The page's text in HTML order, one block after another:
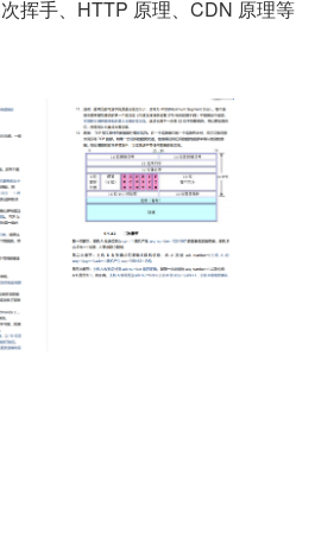
挥手、HTTP 原理、CDN 原理等